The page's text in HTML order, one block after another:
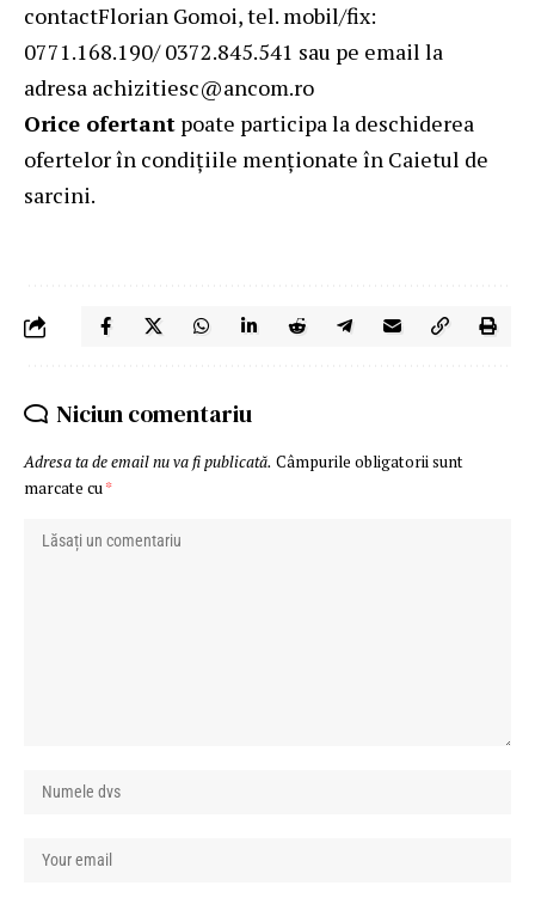
contactFlorian Gomoi, tel. mobil/fix:
0771.168.190/ 0372.845.541 sau pe email la
adresa achizitiesc@ancom.ro
Orice ofertant poate participa la deschiderea
ofertelor în condițiile menționate în Caietul de
sarcini.
Niciun comentariu
Adresa ta de email nu va fi publicată. Câmpurile obligatorii sunt
marcate cu*